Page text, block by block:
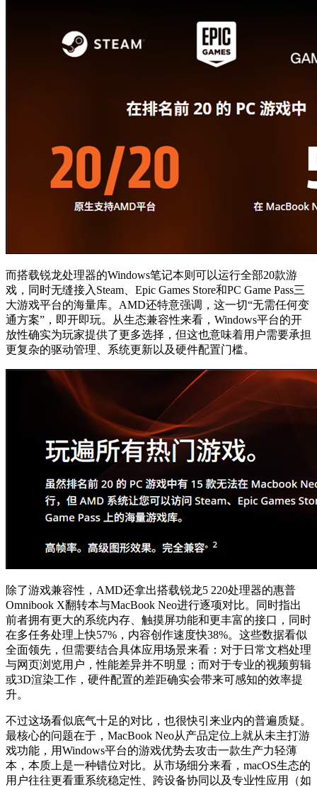
而搭载锐龙处理器的Windows笔记本则可以运行全部20款游
戏，同时无缝接入Steam、Epic Games Store和PC Game Pass三
大游戏平台的海量库。AMD还特意强调，这一切“无需任何变
通方案”，即开即玩。从生态兼容性来看，Windows平台的开
放性确实为玩家提供了更多选择，但这也意味着用户需要承担
更复杂的驱动管理、系统更新以及硬件配置门槛。
除了游戏兼容性，AMD还拿出搭载锐龙5 220处理器的惠普
Omnibook X翻转本与MacBook Neo进行逐项对比。同时指出
前者拥有更大的系统内存、触摸屏功能和更丰富的接口，同时
在多任务处理上快57%，内容创作速度快38%。这些数据看似
全面领先，但需要结合具体应用场景来看：对于日常文档处理
与网页浏览用户，性能差异并不明显；而对于专业的视频剪辑
或3D渲染工作，硬件配置的差距确实会带来可感知的效率提
升。
不过这场看似底气十足的对比，也很快引来业内的普遍质疑。
最核心的问题在于，MacBook Neo从产品定位上就从未主打游
戏功能，用Windows平台的游戏优势去攻击一款生产力轻薄
本，本质上是一种错位对比。从市场细分来看，macOS生态的
用户往往更看重系统稳定性、跨设备协同以及专业性应用（如